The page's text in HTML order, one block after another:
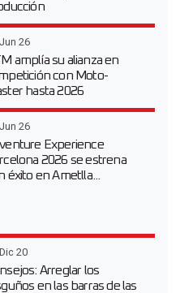
26
amplía su alianza en
con Moto-
hasta 2026
26
Experience
2026 se estrena
éxito en Ametlla...
20
Arreglar los
en las barras de las